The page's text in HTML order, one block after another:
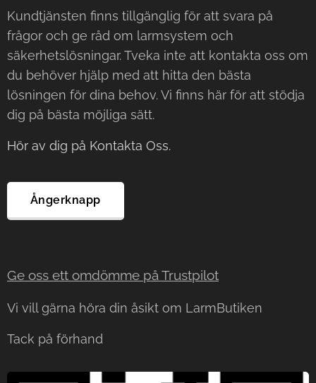
Kundtjänsten finns tillgänglig för att svara på
frågor och ge råd om larmsystem och
säkerhetslösningar. Tveka inte att kontakta oss om
du behöver hjälp med att hitta den bästa
lösningen för dina behov. Vi finns här för att stödja
dig på bästa möjliga sätt.
Hör av dig på Kontakta Oss.
Ångerknapp
Ge oss ett omdömme på Trustpilot
Vi vill gärna höra din åsikt om LarmButiken
Tack på förhand